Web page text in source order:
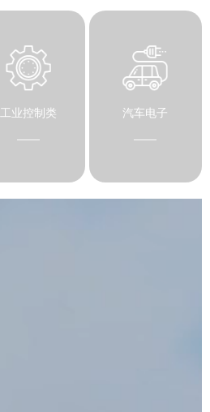
工业控制类
——
汽车电子
——